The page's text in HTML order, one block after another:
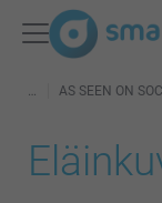
AS SEEN ON